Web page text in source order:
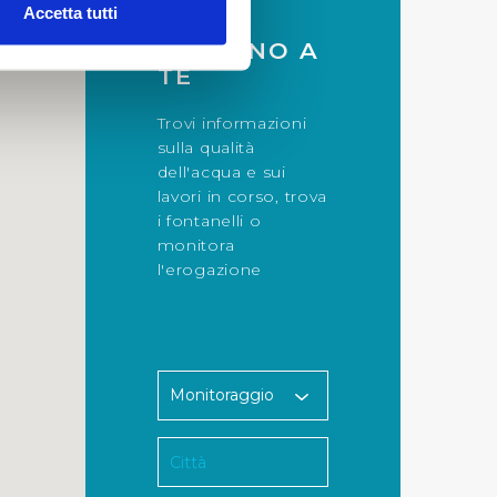
(impronte
di base quali la
dall’Utente e con i
sul nostro sito web,
informazioni sul
di analisi dei dati web,
che l’Utente ha fornito
le finalità sopra indicate.
i singoli cookie
Accetta tutti
INTORNO A
TE
Trovi informazioni
sulla qualità
dell'acqua e sui
lavori in corso, trova
i fontanelli o
monitora
l'erogazione